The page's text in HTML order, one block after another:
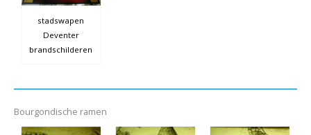
stadswapen
Deventer
brandschilderen
Bourgondische ramen